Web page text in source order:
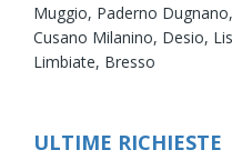
Muggio, Paderno Dugnano,
Cusano Milanino, Desio,
Limbiate, Bresso
ULTIME RICHIESTE